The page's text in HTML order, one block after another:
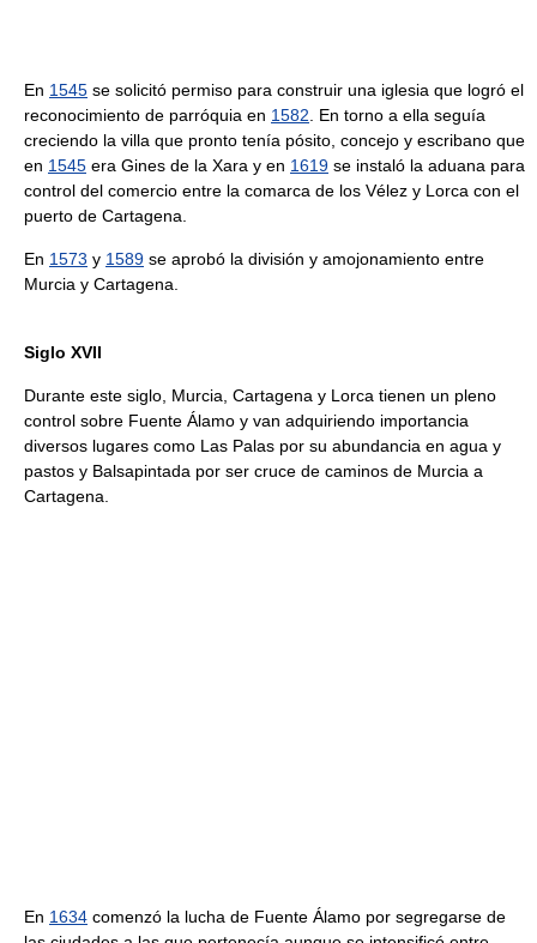
En 1545 se solicitó permiso para construir una iglesia que logró el
reconocimiento de parróquia en 1582. En torno a ella seguía
creciendo la villa que pronto tenía pósito, concejo y escribano que
en 1545 era Gines de la Xara y en 1619 se instaló la aduana para
control del comercio entre la comarca de los Vélez y Lorca con el
puerto de Cartagena.
En 1573 y 1589 se aprobó la división y amojonamiento entre
Murcia y Cartagena.
Siglo XVII
Durante este siglo, Murcia, Cartagena y Lorca tienen un pleno
control sobre Fuente Álamo y van adquiriendo importancia
diversos lugares como Las Palas por su abundancia en agua y
pastos y Balsapintada por ser cruce de caminos de Murcia a
Cartagena.
En 1634 comenzó la lucha de Fuente Álamo por segregarse de